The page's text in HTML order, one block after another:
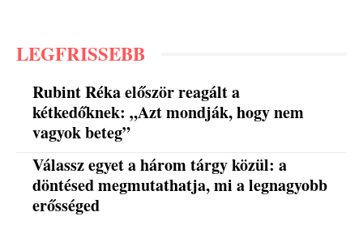
LEGFRISSEBB
Rubint Réka először reagált a
kétkedőknek: „Azt mondják, hogy nem
vagyok beteg”
Válassz egyet a három tárgy közül: a
döntésed megmutathatja, mi a legnagyobb
erősséged